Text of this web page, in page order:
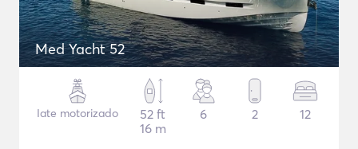
Med Yacht 52
Iate motorizado
52 ft
16 m
6 2 12